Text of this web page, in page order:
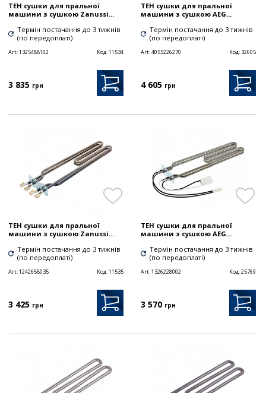
ТЕН сушки для пральної
машини з сушкою Zanussi...
Термін постачання до 3 тижнів
(по передоплаті)
Art:1325488102 Код:11534
3 835 грн
ТЕН сушки для пральної
машини з сушкою AEG...
Термін постачання до 3 тижнів
(по передоплаті)
Art:4055226270 Код: 32605
4 605 грн
ТЕН сушки для пральної
машини з сушкою Zanussi...
Термін постачання до 3 тижнів
(по передоплаті)
Art:1242658035 Код:11535
3 425 грн
ТЕН сушки для пральної
машини з сушкою AEG...
Термін постачання до 3 тижнів
(по передоплаті)
Art:1326228002 Код:25769
3 570 грн